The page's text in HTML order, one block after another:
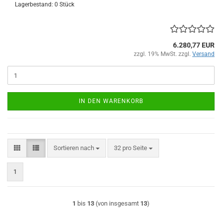
Lagerbestand: 0 Stück
6.280,77 EUR
zzgl. 19% MwSt. zzgl. Versand
IN DEN WARENKORB
Sortieren nach
Sortieren nach 32 pro Seite
pro Seite
1
1 bis 13 (von insgesamt 13)